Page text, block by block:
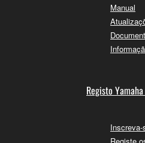
Manual
Registo